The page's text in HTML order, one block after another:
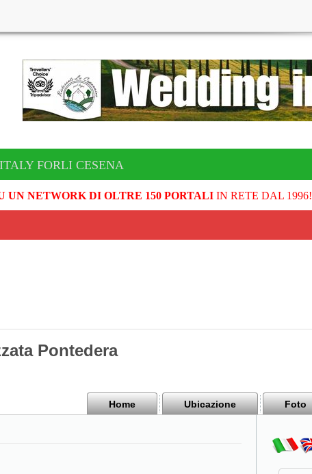
FORLI CESENA
UN NETWORK DI OLTRE 150 PORTALIIN RETE DAL 1996!
Pontedera
Home Ubicazione Foto